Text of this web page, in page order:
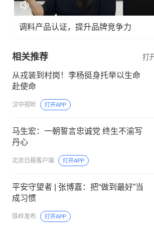
调料产品认证，提升品牌竞争力
相关推荐 打
从戎装到村岗！李杨挺身托举以生命
赴使命
汉中视听 打开APP
马生宏：一朝誓言忠诚党 终生不渝写
丹心
北京日报客户端 打开APP
平安守望者 | 张博嘉：把“做到最好”当
成习惯
铁岭发布 打开APP